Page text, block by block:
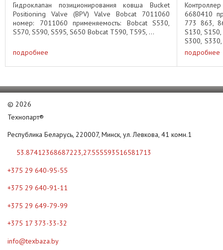
Гидроклапан позиционирования ковша Bucket
Positioning Valve (BPV) Valve Bobcat 7011060
номер: 7011060 применяемость: Bobcat S530,
S570, S590, S595, S650 Bobcat T590, T595, ...
подробнее
6680410
773 863,
S130,
S300,
S595, S630,
подробнее
© 2026
Технопарт®
Республика Беларусь, 220007, Минск, ул. Левкова, 41 комн.1
53.87412368687223,27.555593516581713
+375 29 640-95-55
+375 29 640-91-11
+375 29 649-79-99
+375 17 373-33-32
info@texbaza.by